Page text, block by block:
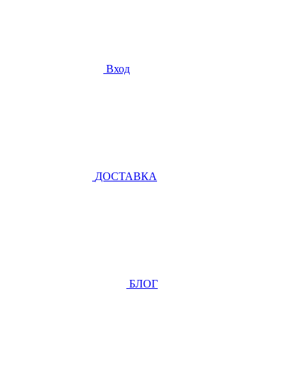
Вход
ДОСТАВКА
БЛОГ